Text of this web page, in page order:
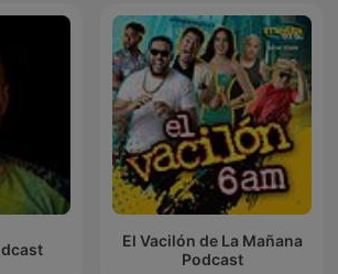
El Vacilón de La Mañana
Podcast